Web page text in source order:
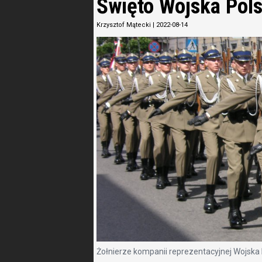
Święto Wojska
Krzysztof Mątecki | 2022-08-14
Żołnierze kompanii reprezentacyjnej Wojska